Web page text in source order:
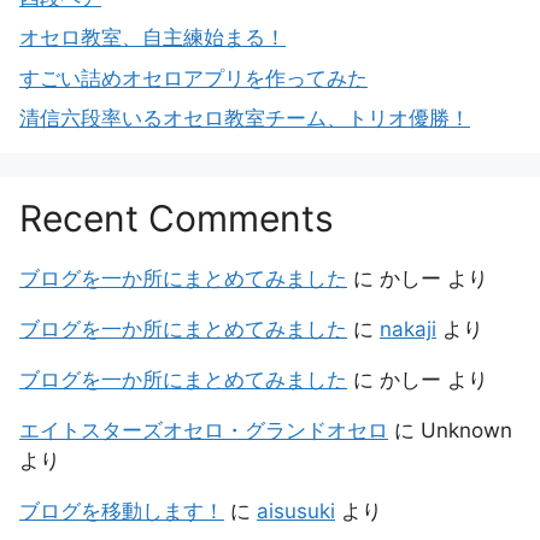
オセロ教室、自主練始まる！
すごい詰めオセロアプリを作ってみた
清信六段率いるオセロ教室チーム、トリオ優勝！
Recent Comments
ブログを一か所にまとめてみました に かしー より
ブログを一か所にまとめてみました に nakaji より
ブログを一か所にまとめてみました に かしー より
エイトスターズオセロ・グランドオセロ に Unknown
より
ブログを移動します！ に aisusuki より